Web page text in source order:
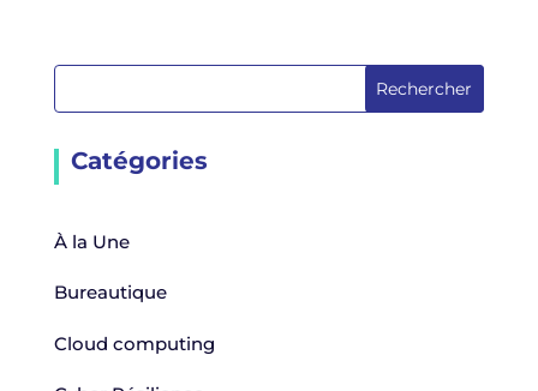
Rechercher
Catégories
À la Une
Bureautique
Cloud computing